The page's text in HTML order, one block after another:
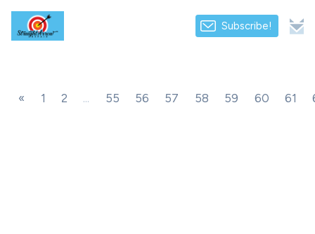
Subscribe!
« 1 2 ... 55 56 57 58 59 60 61